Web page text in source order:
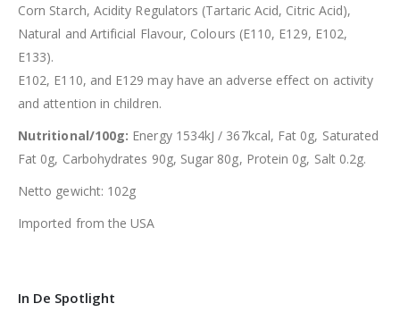
Corn Starch, Acidity Regulators (Tartaric Acid, Citric Acid),
Natural and Artificial Flavour, Colours (E110, E129, E102,
E133).
E102, E110, and E129 may have an adverse effect on activity
and attention in children.
Nutritional/100g: Energy 1534kJ / 367kcal, Fat 0g, Saturated
Fat 0g, Carbohydrates 90g, Sugar 80g, Protein 0g, Salt 0.2g.
Netto gewicht: 102g
Imported from the USA
In De Spotlight